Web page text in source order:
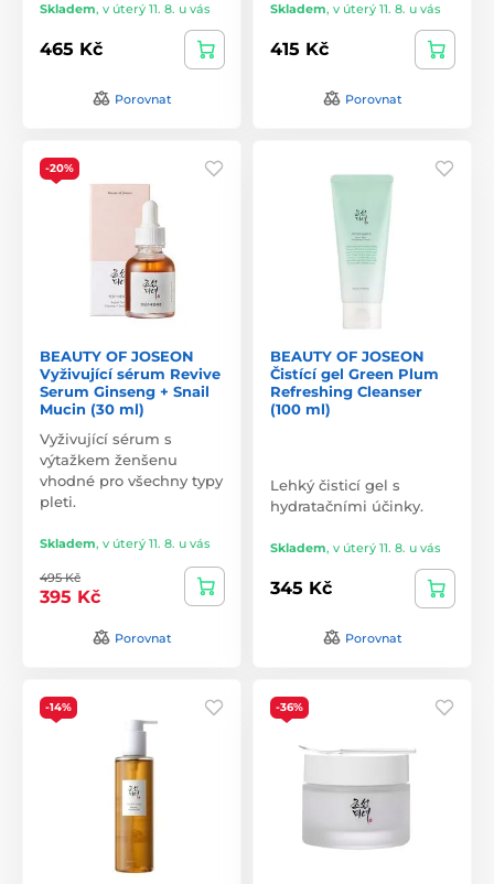
Skladem, v úterý 11. 8. u vás
465 Kč
Porovnat
Skladem, v úterý 11. 8. u vás
415 Kč
Porovnat
-20%
BEAUTY OF JOSEON
Vyživující sérum Revive
Serum Ginseng + Snail
Mucin (30 ml)
Vyživující sérum s
výtažkem ženšenu
vhodné pro všechny typy
pleti.
Skladem, v úterý 11. 8. u vás
495 Kč
395 Kč
Porovnat
BEAUTY OF JOSEON
Čistící gel Green Plum
Refreshing Cleanser
(100 ml)
Lehký čisticí gel s
hydratačními účinky.
Skladem, v úterý 11. 8. u vás
345 Kč
Porovnat
-14% -36%